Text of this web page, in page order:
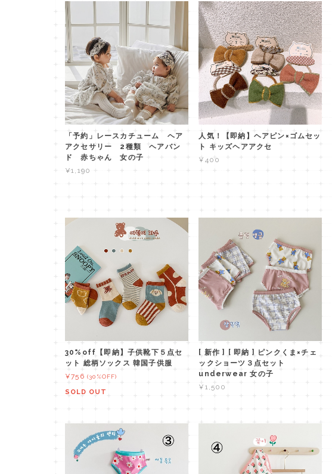
「予約」レースカチューム ヘア
アクセサリー 2種類 ヘアバン
ド 赤ちゃん 女の子
¥1,190
人気！【即納】ヘアピン×ゴムセッ
ト キッズヘアアクセ
¥400
30%off【即納】子供靴下５点セ
ット 総柄ソックス 韓国子供服
¥756 (30%OFF)
SOLD OUT
[ 新作 ] [ 即納 ] ピンクくま×チェ
ックショーツ３点セット
underwear 女の子
¥1,500